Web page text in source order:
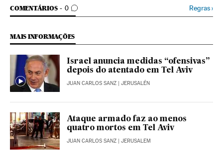
COMENTÁRIOS 0
COMENTÁRIOS Regras›
MAIS INFORMAÇÕES
Israel anuncia medidas “ofensivas”
depois do atentado em Tel Aviv
JUAN CARLOS SANZ | JERUSALÉN
Ataque armado faz ao menos
quatro mortos em Tel Aviv
JUAN CARLOS SANZ | JERUSALEM